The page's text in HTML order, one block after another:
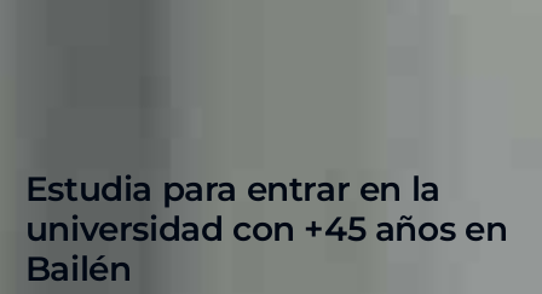
Estudia para entrar en la
universidad con +45 años en
Bailén​